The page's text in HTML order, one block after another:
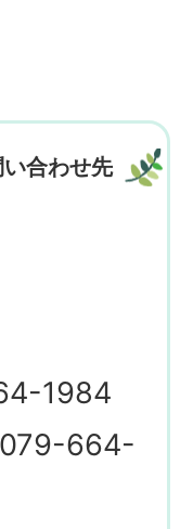
合わせ先
1984
079-664-